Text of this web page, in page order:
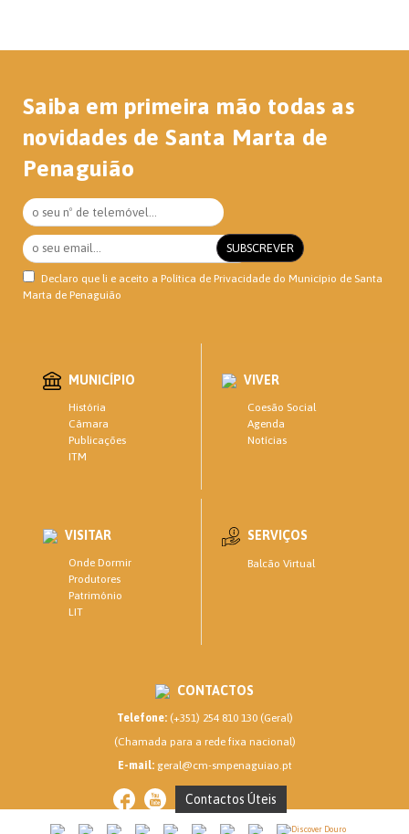
Saiba em primeira mão todas as
novidades de Santa Marta de
Penaguião
Declaro que li e aceito a Política de Privacidade do Município de Santa
Marta de Penaguião
MUNICÍPIO
História
Câmara
Publicações
ITM
VIVER
Coesão Social
Agenda
Notícias
VISITAR
Onde Dormir
Produtores
Património
LIT
SERVIÇOS
Balcão Virtual
CONTACTOS
Telefone:(+351) 254 810 130 (Geral)
(Chamada para a rede fixa nacional)
E-mail:geral@cm-smpenaguiao.pt
Contactos Úteis